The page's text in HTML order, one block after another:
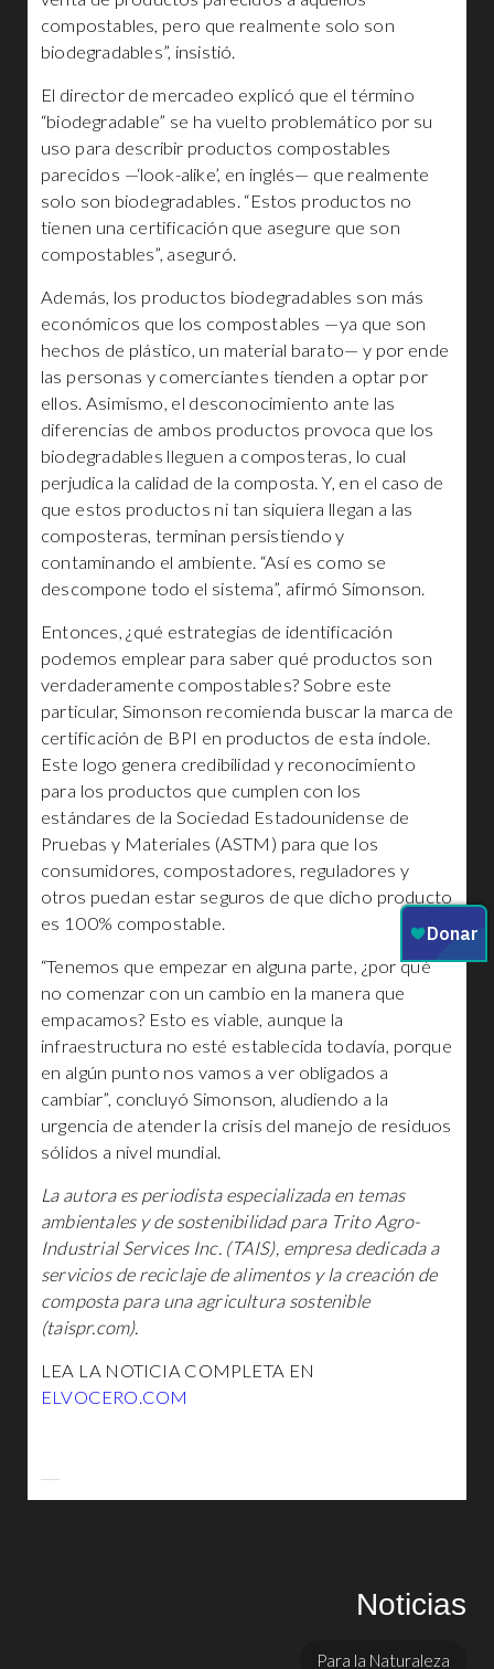
compostables, pero que realmente solo son
biodegradables”, insistió.
El director de mercadeo explicó que el término
“biodegradable” se ha vuelto problemático por su
uso para describir productos compostables
parecidos —‘look-alike’, en inglés— que realmente
solo son biodegradables. “Estos productos no
tienen una certificación que asegure que son
compostables”, aseguró.
Además, los productos biodegradables son más
económicos que los compostables —ya que son
hechos de plástico, un material barato— y por ende
las personas y comerciantes tienden a optar por
ellos. Asimismo, el desconocimiento ante las
diferencias de ambos productos provoca que los
biodegradables lleguen a composteras, lo cual
perjudica la calidad de la composta. Y, en el caso de
que estos productos ni tan siquiera llegan a las
composteras, terminan persistiendo y
contaminando el ambiente. “Así es como se
descompone todo el sistema”, afirmó Simonson.
Entonces, ¿qué estrategias de identificación
podemos emplear para saber qué productos son
verdaderamente compostables? Sobre este
particular, Simonson recomienda buscar la marca de
certificación de BPI en productos de esta índole.
Este logo genera credibilidad y reconocimiento
para los productos que cumplen con los
estándares de la Sociedad Estadounidense de
Pruebas y Materiales (ASTM) para que los
consumidores, compostadores, reguladores y
otros puedan estar seguros de que dicho producto
es 100% compostable.
“Tenemos que empezar en alguna parte, ¿por qué
no comenzar con un cambio en la manera que
empacamos? Esto es viable, aunque la
infraestructura no esté establecida todavía, porque
en algún punto nos vamos a ver obligados a
cambiar”, concluyó Simonson, aludiendo a la
urgencia de atender la crisis del manejo de residuos
sólidos a nivel mundial.
La autora es periodista especializada en temas
ambientales y de sostenibilidad para Trito Agro-
Industrial Services Inc. (TAIS), empresa dedicada a
servicios de reciclaje de alimentos y la creación de
composta para una agricultura sostenible
(taispr.com).
LEA LA NOTICIA COMPLETA EN
ELVOCERO.COM
Noticias
Para la Naturaleza